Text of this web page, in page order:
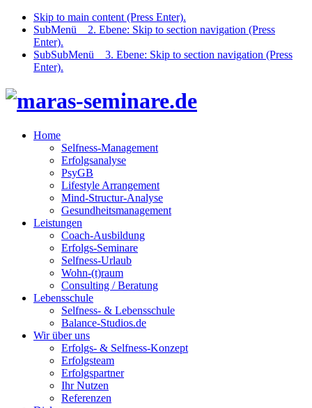
Skip to main content (Press Enter).
SubMenü _ 2. Ebene: Skip to section navigation (Press
Enter).
SubSubMenü _ 3. Ebene: Skip to section navigation (Press
Enter).
Home
Selfness-Management
Erfolgsanalyse
PsyGB
Lifestyle Arrangement
Mind-Structur-Analyse
Gesundheitsmanagement
Leistungen
Coach-Ausbildung
Erfolgs-Seminare
Selfness-Urlaub
Wohn-(t)raum
Consulting / Beratung
Lebensschule
Selfness- & Lebensschule
Balance-Studios.de
Wir über uns
Erfolgs- & Selfness-Konzept
Erfolgsteam
Erfolgspartner
Ihr Nutzen
Referenzen